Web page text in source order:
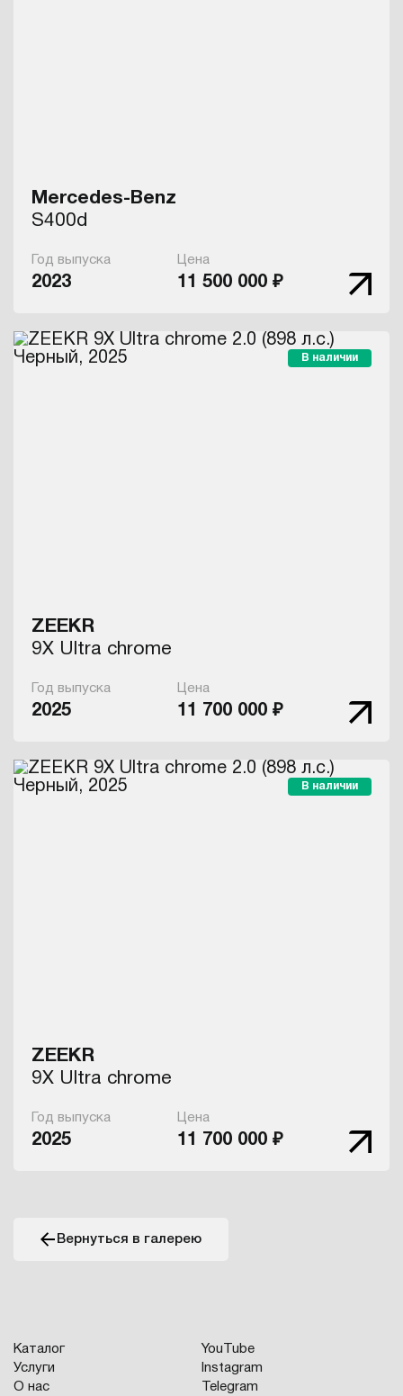
Mercedes-Benz
S400d
Год выпуска
2023
Цена
11 500 000 ₽
В наличии
ZEEKR
9X Ultra chrome
Год выпуска
2025
Цена
11 700 000 ₽
В наличии
ZEEKR
9X Ultra chrome
Год выпуска
2025
Цена
11 700 000 ₽
Вернуться в галерею
Каталог
Услуги
О нас
YouTube
Instagram
Telegram